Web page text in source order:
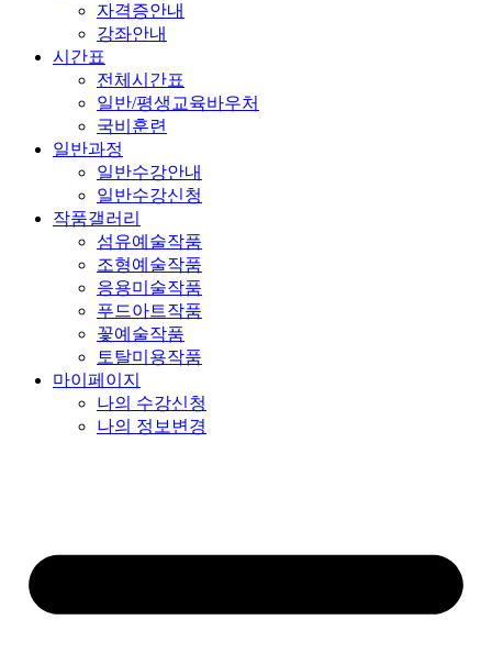
자격증안내
강좌안내
시간표
전체시간표
일반/평생교육바우처
국비훈련
일반과정
일반수강안내
일반수강신청
작품갤러리
섬유예술작품
조형예술작품
응용미술작품
푸드아트작품
꽃예술작품
토탈미용작품
마이페이지
나의 수강신청
나의 정보변경